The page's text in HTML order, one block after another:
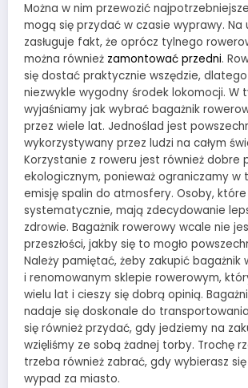
Można w nim przewozić
mogą się przydać w czasie wyprawy. Na
zasługuje fakt, że oprócz tylnego
można również zamontować przedni.
się dostać praktycznie wszędzie,
niezwykle wygodny środek lokomocji. W
wyjaśniamy jak wybrać bagażnik
przez wiele lat. Jednoślad jest
wykorzystywany przez ludzi na całym
Korzystanie z roweru jest również dobre
ekologicznym, ponieważ ograniczamy w
emisję spalin do atmosfery. Osoby, które
systematycznie, mają zdecydowanie
zdrowie. Bagażnik rowerowy wcale nie
przeszłości, jakby się to mogło
Należy pamiętać, żeby zakupić bagażnik
i renomowanym sklepie rowerowym,
wielu lat i cieszy się dobrą opinią.
nadaje się doskonale do
się również przydać, gdy jedziemy na
wzięliśmy ze sobą żadnej torby. Trochę
trzeba również zabrać, gdy wybierasz się
wypad za miasto.